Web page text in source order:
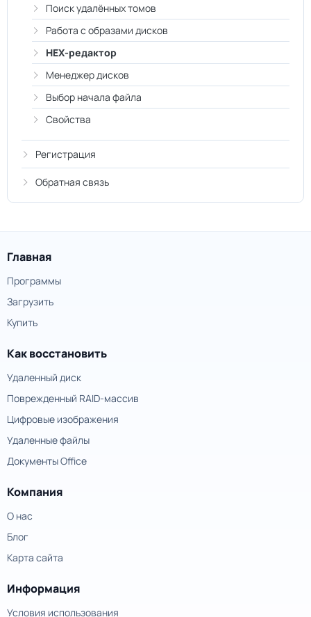
Поиск удалённых томов
Работа с образами дисков
HEX-редактор
Менеджер дисков
Выбор начала файла
Свойства
Регистрация
Обратная связь
Главная
Программы
Загрузить
Купить
Как восстановить
Удаленный диск
Поврежденный RAID-массив
Цифровые изображения
Удаленные файлы
Документы Office
Компания
О нас
Блог
Карта сайта
Информация
Условия использования